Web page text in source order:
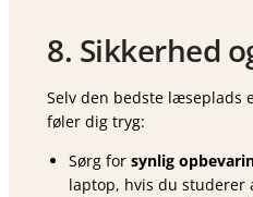
8. Sikkerhed
Selv den bedste læseplads
føler dig tryg:
Sørg for synlig
laptop, hvis du studerer